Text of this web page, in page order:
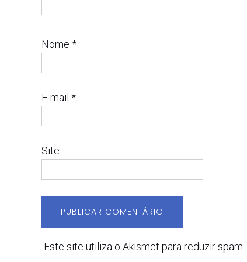
Nome *
E-mail *
Site
Este site utiliza o Akismet para reduzir spam.